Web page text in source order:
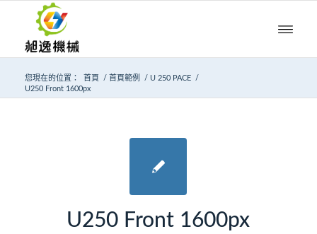
您現在的位置： 首頁 / 首頁範例 / U 250 PACE
/
U250 Front 1600px
U250 Front 1600px